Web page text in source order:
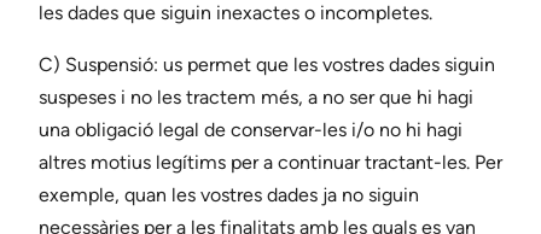
les dades que siguin inexactes o incompletes.
C) Suspensió: us permet que les vostres dades siguin
suspeses i no les tractem més, a no ser que hi hagi
una obligació legal de conservar-les i/o no hi hagi
altres motius legítims per a continuar tractant-les. Per
exemple, quan les vostres dades ja no siguin
necessàries per a les finalitats amb les quals es van